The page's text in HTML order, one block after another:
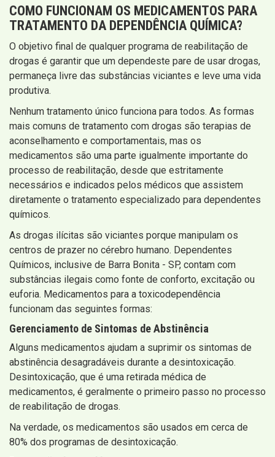
COMO FUNCIONAM OS MEDICAMENTOS PARA
TRATAMENTO DA DEPENDÊNCIA QUÍMICA?
O objetivo final de qualquer programa de reabilitação de
drogas é garantir que um dependeste pare de usar drogas,
permaneça livre das substâncias viciantes e leve uma vida
produtiva.
Nenhum tratamento único funciona para todos. As formas
mais comuns de tratamento com drogas são terapias de
aconselhamento e comportamentais, mas os
medicamentos são uma parte igualmente importante do
processo de reabilitação, desde que estritamente
necessários e indicados pelos médicos que assistem
diretamente o tratamento especializado para dependentes
químicos.
As drogas ilícitas são viciantes porque manipulam os
centros de prazer no cérebro humano. Dependentes
Químicos, inclusive de Barra Bonita - SP, contam com
substâncias ilegais como fonte de conforto, excitação ou
euforia. Medicamentos para a toxicodependência
funcionam das seguintes formas:
Gerenciamento de Sintomas de Abstinência
Alguns medicamentos ajudam a suprimir os sintomas de
abstinência desagradáveis ​​durante a desintoxicação.
Desintoxicação, que é uma retirada médica de
medicamentos, é geralmente o primeiro passo no processo
de reabilitação de drogas.
Na verdade, os medicamentos são usados ​​em cerca de
80% dos programas de desintoxicação.